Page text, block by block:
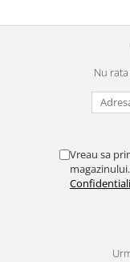
Nu
Vreau sa